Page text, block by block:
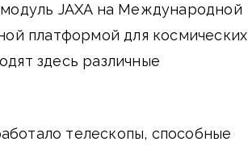
JAXA на Международной
платформой для космических
здесь различные
телескопы, способные